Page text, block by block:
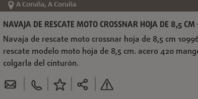
A Coruña, A Coruña
NAVAJA DE RESCATE MOTO CROSSNAR HOJA DE 8,5
Navaja de rescate moto crossnar hoja de 8,5 cm
rescate modelo moto hoja de 8,5 cm. acero 420
colgarla del cinturón.